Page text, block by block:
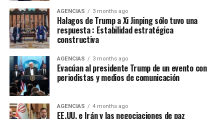
social y nadie podrá detenernos”.
De la Espriella toma nota del mensaje de Cepeda:
“Acabó la campaña”
El presidente electo de Colombia, Abelardo de la
Espriella, calificó de “positivo” el mensaje de
reconocimiento a su victoria en las urnas hecho por el
senador Iván Cepeda, aseguró que “tomó nota” de su
mensaje, sostuvo que la campaña terminó y que era hora
AGENCIAS 3 months ago
Halagos de Trump a Xi Jinping sólo tuvo una
respuesta : Estabilidad estratégica
constructiva
AGENCIAS 3 months ago
Evacúan al presidente Trump de un evento con
periodistas y medios de comunicación
AGENCIAS 4 months ago
EE.UU. e Irán y las negociaciones de paz